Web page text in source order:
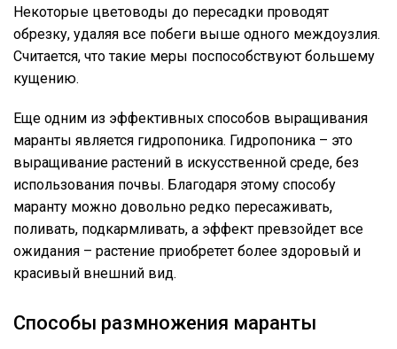
Некоторые цветоводы до пересадки проводят
обрезку, удаляя все побеги выше одного междоузлия.
Считается, что такие меры поспособствуют большему
кущению.
Еще одним из эффективных способов выращивания
маранты является гидропоника. Гидропоника – это
выращивание растений в искусственной среде, без
использования почвы. Благодаря этому способу
маранту можно довольно редко пересаживать,
поливать, подкармливать, а эффект превзойдет все
ожидания – растение приобретет более здоровый и
красивый внешний вид.
Способы размножения маранты